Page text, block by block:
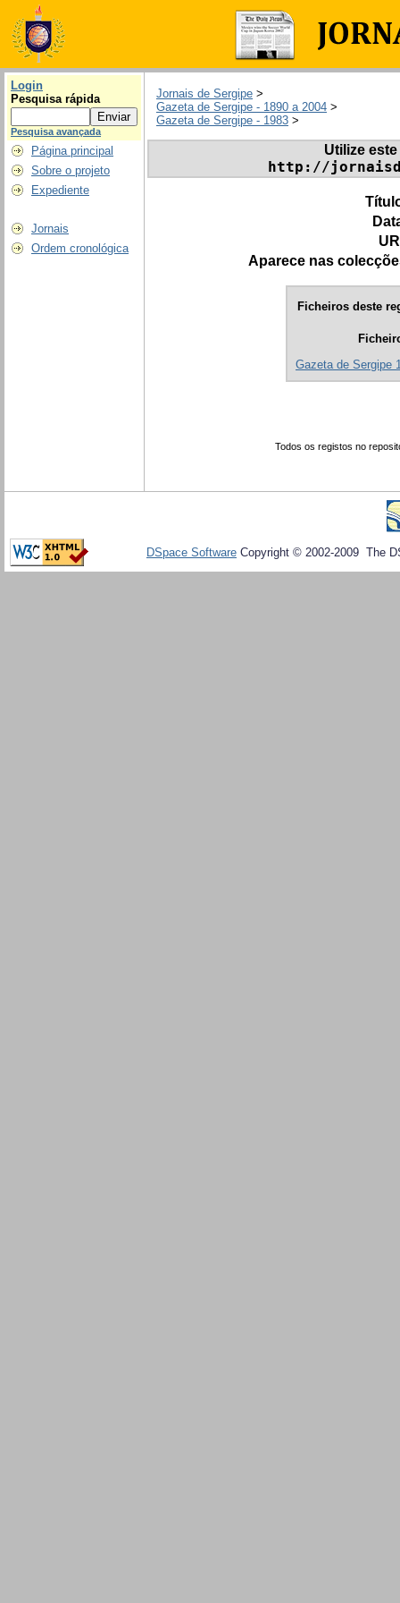
Login
Pesquisa rápida
Pesquisa avançada
Página principal
Sobre o projeto
Expediente
Jornais
Ordem cronológica
Jornais de Sergipe >
Gazeta de Sergipe - 1890 a 2004 >
Gazeta de Sergipe - 1983 >
Utilize
http://
Aparece nas
Ficheiros deste
Gazeta de Sergipe
Todos os registos no
DSpace Software Copyright © 2002-2009 The